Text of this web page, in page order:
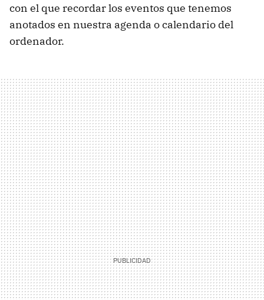
con el que recordar los eventos que tenemos
anotados en nuestra agenda o calendario del
ordenador.